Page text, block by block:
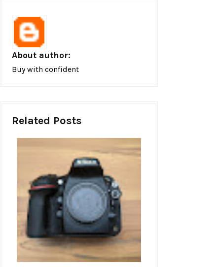
About author:
Buy with confident
Related Posts